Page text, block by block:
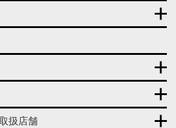
扱店舗